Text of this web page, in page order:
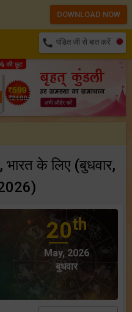
call पंडित जी से बात करें
भारत के लिए (बुधवार,
20th
May, 2026
बुधवार
DOWNLOAD NOW